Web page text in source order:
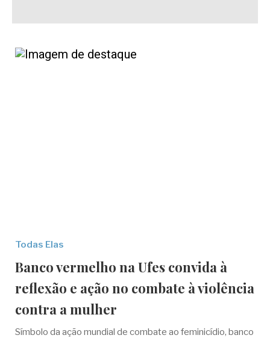
Todas Elas
Banco vermelho na Ufes convida à
reflexão e ação no combate à violência
contra a mulher
Símbolo da ação mundial de combate ao feminicídio, banco